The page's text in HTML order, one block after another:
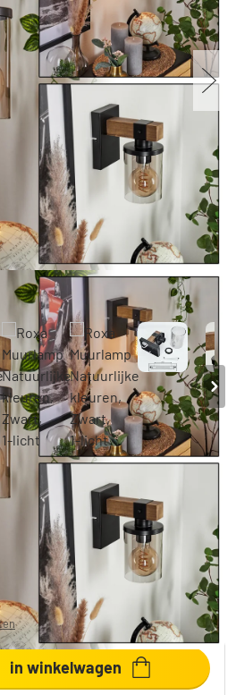
kleuren, Zwart,
€ 69,99
,Gratis verzending in BE
in winkelwagen